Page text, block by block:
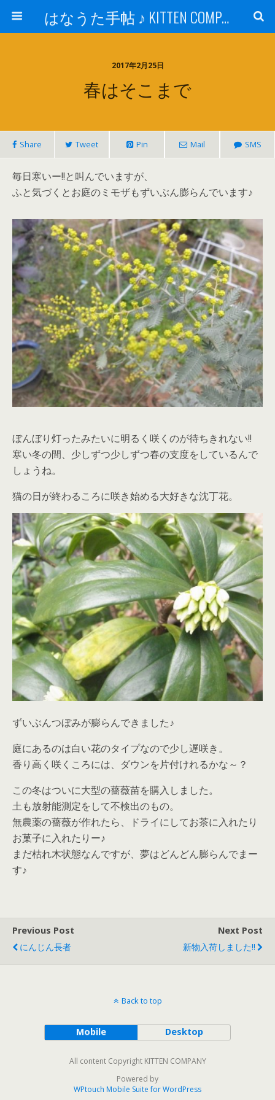
はなうた手帖 ♪ KITTEN COMPANY
2017年2月25日
春はそこまで
Share Tweet Pin Mail SMS
毎日寒いー!!と叫んでいますが、
ふと気づくとお庭のミモザもずいぶん膨らんでいます♪
ぼんぼり灯ったみたいに明るく咲くのが待ちきれない!!
寒い冬の間、少しずつ少しずつ春の支度をしているんで
しょうね。
猫の日が終わるころに咲き始める大好きな沈丁花。
ずいぶんつぼみが膨らんできました♪
庭にあるのは白い花のタイプなので少し遅咲き。
香り高く咲くころには、ダウンを片付けれるかな～？
この冬はついに大型の薔薇苗を購入しました。
土も放射能測定をして不検出のもの。
無農薬の薔薇が作れたら、ドライにしてお茶に入れたり
お菓子に入れたりー♪
まだ枯れ木状態なんですが、夢はどんどん膨らんでまー
す♪
Previous Post
にんじん長者
Next Post
新物入荷しました!!
Back to top
Mobile Desktop
All content Copyright KITTEN COMPANY
Powered by
WPtouch Mobile Suite for WordPress